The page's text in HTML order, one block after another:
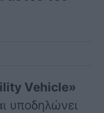
Vehicle»
υποδηλώνει